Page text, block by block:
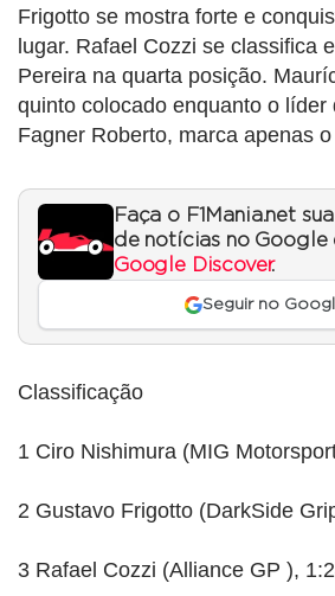
Frigotto se mostra forte e
lugar. Rafael Cozzi se classifica
Pereira na quarta posição.
quinto colocado enquanto o líder
Fagner Roberto, marca apenas
Faça o F1Mania.net
de notícias no Google
Google Discover.
Seguir no
Classificação
1 Ciro Nishimura (MIG
2 Gustavo Frigotto (DarkSide
3 Rafael Cozzi (Alliance GP ),